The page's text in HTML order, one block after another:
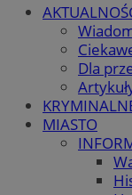
Dla
MIASTO